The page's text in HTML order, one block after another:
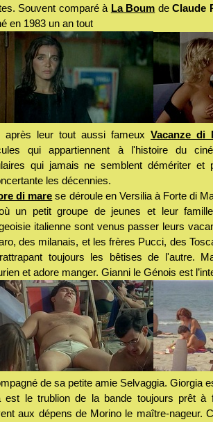
Souvent comparé à La Boum deClaude
en 1983 un an tout
après leur tout aussi fameux Vacanze di
qui appartiennent à l'histoire du
qui jamais ne semblent démériter et
les décennies.
di mare se déroule en Versilia à Forte di
un petit groupe de jeunes et leur
italienne sont venus passer leurs
des milanais, et les frères Pucci, des
toujours les bêtises de l'autre.
et adore manger. Gianni le Génois est
de sa petite amie Selvaggia. Giorgia
est le trublion de la bande toujours prêt à
aux dépens de Morino le maître-nageur.